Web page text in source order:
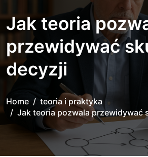
Jak teoria
przewidywać
decyzji
Home
teoria i praktyka
Jak teoria pozwala przewidywać